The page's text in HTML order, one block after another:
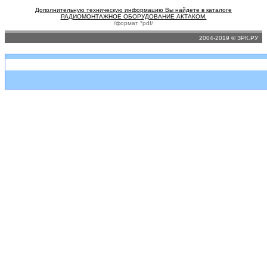
Дополнительную техническую информацию Вы найдете в каталоге
РАДИОМОНТАЖНОЕ ОБОРУДОВАНИЕ АКТАКОМ.
/формат *pdf/
2004-2019 © ЗРК.РУ